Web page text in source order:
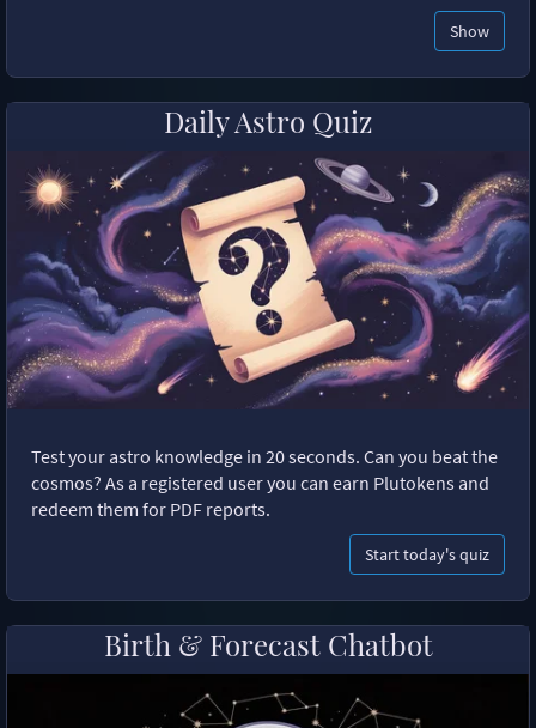
Show
Daily Astro Quiz
Test your astro knowledge in 20 seconds. Can you beat the
cosmos? As a registered user you can earn Plutokens and
redeem them for PDF reports.
Start today's quiz
Birth & Forecast Chatbot